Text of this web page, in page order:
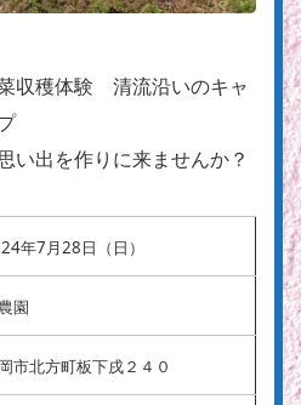
収穫体験 清流沿いのキャ
い出を作りに来ませんか？
年7月28日（日）
園
市北方町板下戌２４０